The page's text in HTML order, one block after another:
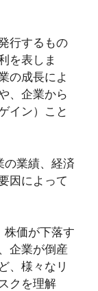
行するもの
を表しま
の成長によ
、企業から
イン）こと
の業績、経済
因によって
株価が下落す
企業が倒産
、様々なリ
クを理解